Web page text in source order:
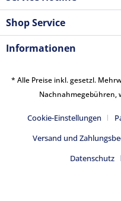
Shop Service
Informationen
* Alle Preise inkl. gesetzl.
Nachnahmegebühren,
Cookie-Einstellungen
Versand und
Datenschutz